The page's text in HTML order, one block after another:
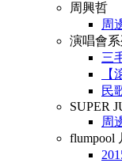
周興哲
周
演唱會
三
民
SUPER
周
flumpool